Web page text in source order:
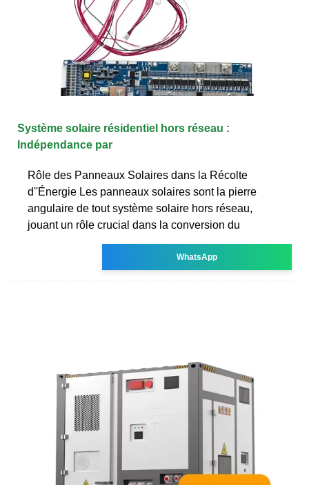
Système solaire résidentiel hors réseau :
Indépendance par
Rôle des Panneaux Solaires dans la Récolte
d''Énergie Les panneaux solaires sont la pierre
angulaire de tout système solaire hors réseau,
jouant un rôle crucial dans la conversion du
WhatsApp